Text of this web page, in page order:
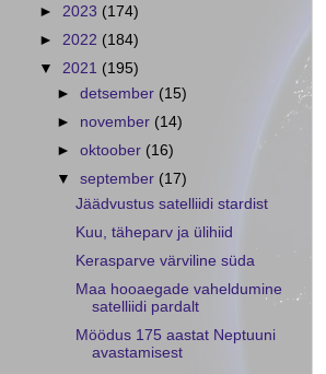
► 2023 (174)
► 2022 (184)
▼ 2021 (195)
►detsember (15)
► november (14)
►oktoober (16)
▼september (17)
Jäädvustus satelliidi stardist
Kuu, täheparv ja ülihiid
Kerasparve värviline süda
Maa hooaegade vaheldumine
satelliidi pardalt
Möödus 175 aastat Neptuuni
avastamisest